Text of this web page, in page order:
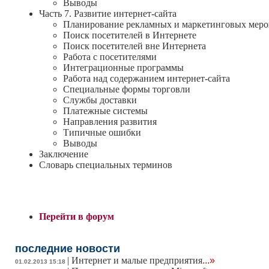
Выводы
Часть 7. Развитие интернет-сайта
Планирование рекламных и маркетинговых
Поиск посетителей в Интернете
Поиск посетителей вне Интернета
Работа с посетителями
Интеграционные программы
Работа над содержанием интернет-сайта
Специальные формы торговли
Службы доставки
Платежные системы
Направления развития
Типичные ошибки
Выводы
Заключение
Словарь специальных терминов
Перейти в форум
последние новости
01.02.2013 15:18 | Интернет и малые предприятия...»